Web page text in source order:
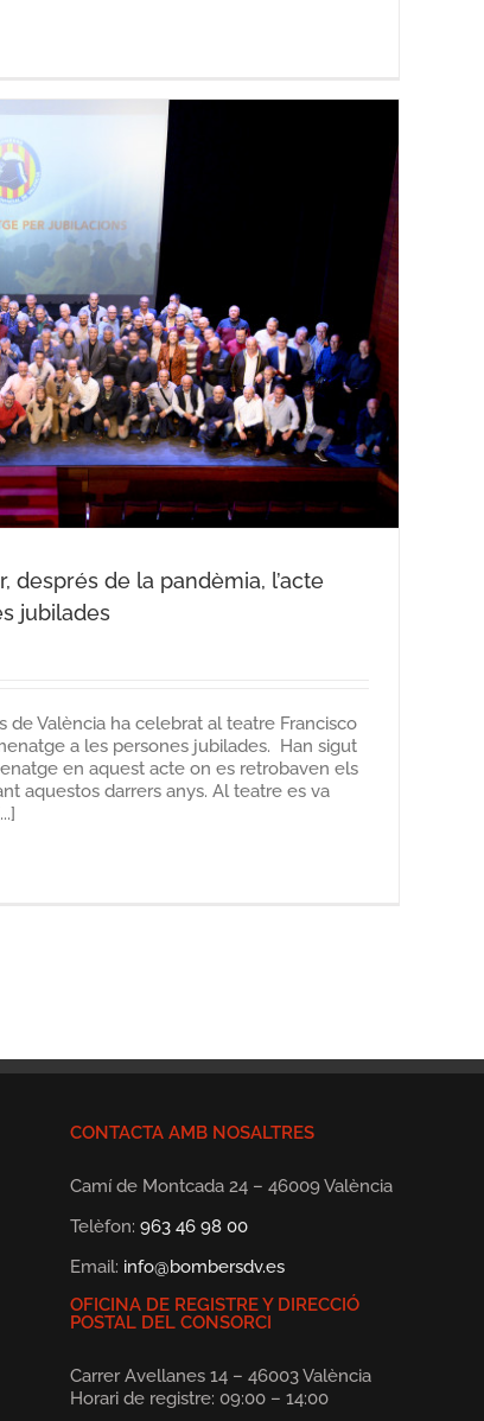
després de la pandèmia, l’acte
jubilades
de València ha celebrat al teatre Francisco
a les persones jubilades. Han sigut
en aquest acte on es retrobaven els
aquestos darrers anys. Al teatre es va
CONTACTA AMB NOSALTRES
Camí de Montcada 24 – 46009 València
Telèfon: 963 46 98 00
Email: info@bombersdv.es
OFICINA DE REGISTRE Y DIRECCIÓ
POSTAL DEL CONSORCI
Carrer Avellanes 14 – 46003 València
Horari de registre: 09:00 – 14:00